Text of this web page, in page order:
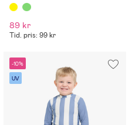
89 kr
Tid. pris: 99 kr
-10%
UV